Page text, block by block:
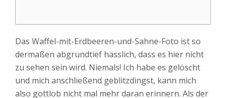
Das Waffel-mit-Erdbeeren-und-Sahne-Foto ist so
dermaßen abgrundtief hässlich, dass es hier nicht
zu sehen sein wird. Niemals! Ich habe es gelöscht
und mich anschließend geblitzdingst, kann mich
also gottlob nicht mal mehr daran erinnern. Als der